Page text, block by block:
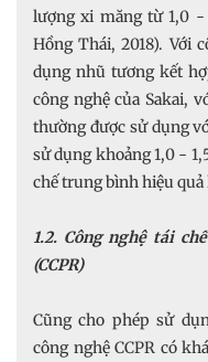
lượng xi măng từ 1,0 -
Hồng Thái, 2018). Với
dụng nhũ tương kết
công nghệ của Sakai,
thường được sử dụng
sử dụng khoảng 1,0 -
chế trung bình hiệu
1.2. Công nghệ tái
(CCPR)
Cũng cho phép sử
công nghệ CCPR có